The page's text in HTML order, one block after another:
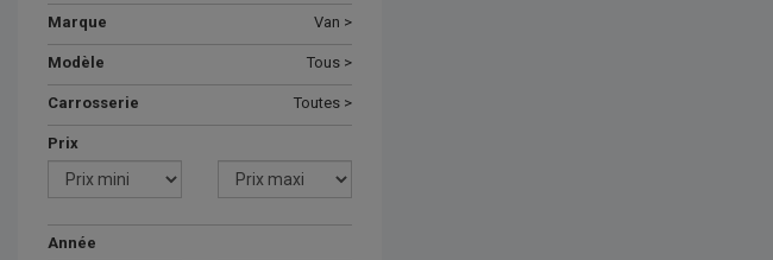
Marque Van >
Modèle Tous >
Carrosserie Toutes >
Prix
Année